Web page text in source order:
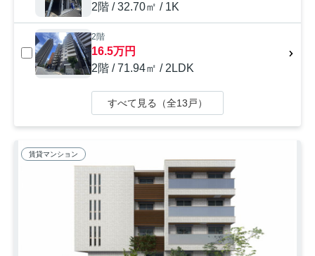
2階 / 32.70㎡ / 1K
2階
16.5万円
2階 / 71.94㎡ / 2LDK
すべて見る（全13戸）
賃貸マンション